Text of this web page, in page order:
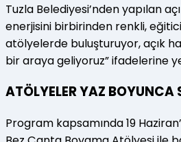
Tuzla Belediyesi’nden yapılan
enerjisini birbirinden renkli,
atölyelerde buluşturuyor, açık
bir araya geliyoruz” ifadelerine
ATÖLYELER YAZ BOYUNCA
Program kapsamında 19